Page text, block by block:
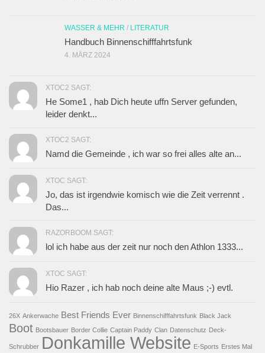
WASSER & MEHR / LITERATUR
Handbuch Binnenschifffahrtsfunk
4. MÄRZ 2024
XTOC2 SAGT:
He Some1 , hab Dich heute uffn Server gefunden,
leider denkt...
XTOC2 SAGT:
Namd die Gemeinde , ich war so frei alles alte an...
XTOC SAGT:
Jo, das ist irgendwie komisch wie die Zeit verrennt .
Das...
RAZORBOOM SAGT:
lol ich habe aus der zeit nur noch den Athlon 1333...
XTOC SAGT:
Hio Razer , ich hab noch deine alte Maus ;-) evtl.
26X Ankerwache Best Friends Ever Binnenschifffahrtsfunk Black Jack
Boot Bootsbauer Border Collie Captain Paddy Clan Datenschutz Deck-
Schrubber Donkamille Website E-Sports Erstes Mal